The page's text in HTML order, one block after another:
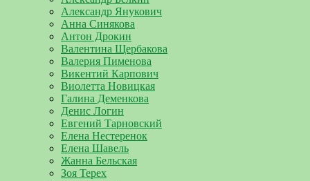
Александр Янукович
Анна Синякова
Антон Дрокин
Валентина Щербакова
Валерия Пименова
Викентий Карпович
Виолетта Новицкая
Галина Деменкова
Денис Логин
Евгений Тарновский
Елена Нестеренок
Елена Шавель
Жанна Бельская
Зоя Терех